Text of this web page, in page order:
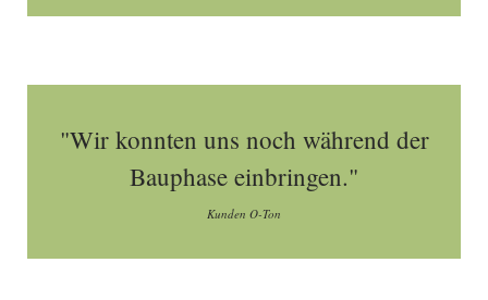
"Wir konnten uns noch während der
Bauphase einbringen."
Kunden O-Ton